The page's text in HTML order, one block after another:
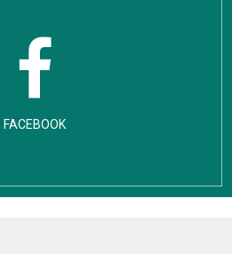
FACEBOOK